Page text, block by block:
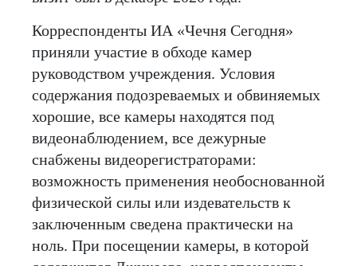
Корреспонденты ИА «Чечня Сегодня»
приняли участие в обходе камер
руководством учреждения. Условия
содержания подозреваемых и обвиняемых
хорошие, все камеры находятся под
видеонаблюдением, все дежурные
снабжены видеорегистраторами:
возможность применения необоснованной
физической силы или издевательств к
заключенным сведена практически на
ноль. При посещении камеры, в которой